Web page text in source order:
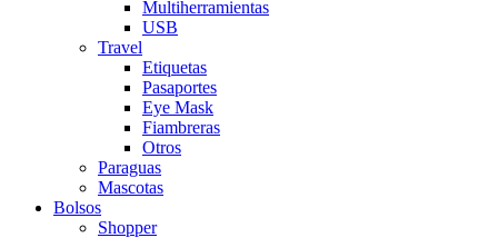
Multiherramientas
USB
Travel
Etiquetas
Pasaportes
Eye Mask
Fiambreras
Otros
Paraguas
Mascotas
Bolsos
Shopper